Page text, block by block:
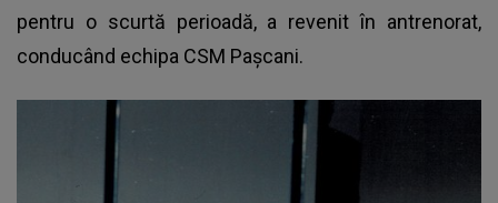
pentru o scurtă perioadă, a revenit în antrenorat,
conducând echipa CSM Pașcani.